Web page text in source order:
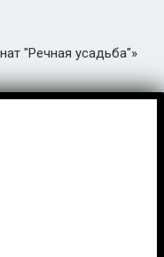
"Речная усадьба"»